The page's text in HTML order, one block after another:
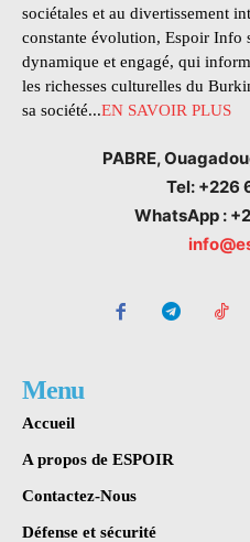
sociétales et au divertissement
constante évolution, Espoir Info
dynamique et engagé, qui
les richesses culturelles du
sa société...EN SAVOIR PLUS
PABRE,
Tel: +226
WhatsApp :
Menu
Accueil
A propos de ESPOIR
Contactez-Nous
Défense et sécurité